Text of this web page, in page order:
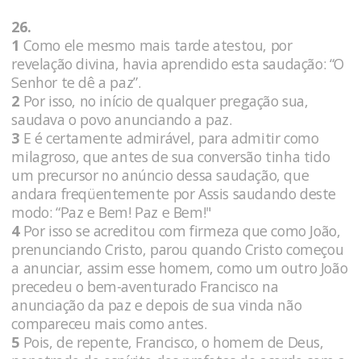
26.
1 Como ele mesmo mais tarde atestou, por
revelação divina, havia aprendido esta saudação: “O
Senhor te dê a paz”.
2 Por isso, no início de qualquer pregação sua,
saudava o povo anunciando a paz.
3 E é certamente admirável, para admitir como
milagroso, que antes de sua conversão tinha tido
um precursor no anúncio dessa saudação, que
andara freqüentemente por Assis saudando deste
modo: “Paz e Bem! Paz e Bem!"
4Por isso se acreditou com firmeza que como João,
prenunciando Cristo, parou quando Cristo começou
a anunciar, assim esse homem, como um outro João
precedeu o bem-aventurado Francisco na
anunciação da paz e depois de sua vinda não
compareceu mais como antes.
5 Pois, de repente, Francisco, o homem de Deus,